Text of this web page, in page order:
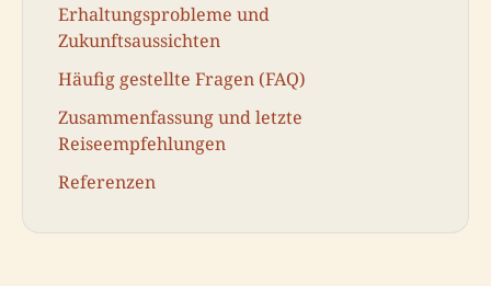
Erhaltungsprobleme und
Zukunftsaussichten
Häufig gestellte Fragen (FAQ)
Zusammenfassung und letzte
Reiseempfehlungen
Referenzen